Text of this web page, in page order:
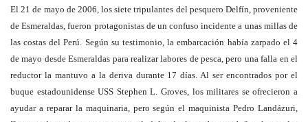
El 21 de mayo de 2006, los siete tripulantes del pesquero Delfín, proveniente
de Esmeraldas, fueron protagonistas de un confuso incidente a unas millas de
las costas del Perú. Según su testimonio, la embarcación había zarpado el 4
de mayo desde Esmeraldas para realizar labores de pesca, pero una falla en el
reductor la mantuvo a la deriva durante 17 días. Al ser encontrados por el
buque estadounidense USS Stephen L. Groves, los militares se ofrecieron a
ayudar a reparar la maquinaria, pero según el maquinista Pedro Landázuri,